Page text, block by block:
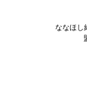
ななほし